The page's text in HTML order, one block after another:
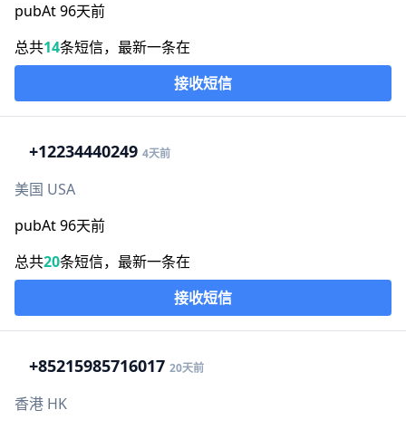
pubAt 96天前
总共14条短信，最新一条在
接收短信
+12234440249 4天前
美国 USA
pubAt 96天前
总共20条短信，最新一条在
接收短信
+85215985716017 20天前
香港 HK